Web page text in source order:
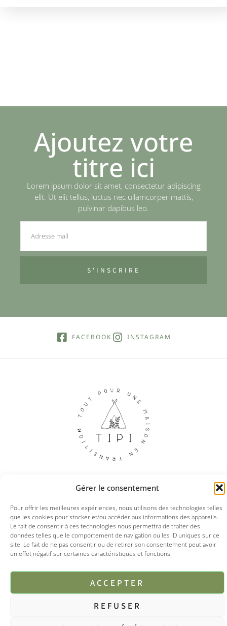
Gérer le consentement
Pour offrir les meilleures expériences, nous utilisons des technologies telles
que les cookies pour stocker et/ou accéder aux informations des appareils.
Le fait de consentir à ces technologies nous permettra de traiter des
données telles que le comportement de navigation ou les ID uniques sur ce
site. Le fait de ne pas consentir ou de retirer son consentement peut avoir
un effet négatif sur certaines caractéristiques et fonctions.
ACCEPTER
REFUSER
Ajoutez votre
titre ici
Lorem ipsum dolor sit amet, consectetur adipiscing
elit. Ut elit tellus, luctus nec ullamcorper mattis,
pulvinar dapibus leo.
S'INSCRIRE
FACEBOOK INSTAGRAM
© 2025 Tipi boutique
Mentions légalesCGVPolitique de confidentialités